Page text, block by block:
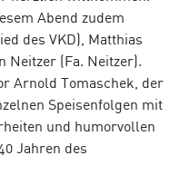
Abend zudem
des VKD), Matthias
Neitzer (Fa. Neitzer).
Arnold Tomaschek, der
Speisenfolgen mit
und humorvollen
Jahren des